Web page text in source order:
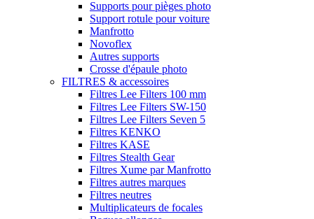
Supports pour pièges photo
Support rotule pour voiture
Manfrotto
Novoflex
Autres supports
Crosse d'épaule photo
FILTRES & accessoires
Filtres Lee Filters 100 mm
Filtres Lee Filters SW-150
Filtres Lee Filters Seven 5
Filtres KENKO
Filtres KASE
Filtres Stealth Gear
Filtres Xume par Manfrotto
Filtres autres marques
Filtres neutres
Multiplicateurs de focales